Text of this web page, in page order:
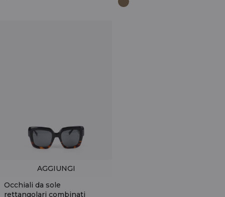
Occhiali da sole
rettangolari combinati
AGGIUNGI